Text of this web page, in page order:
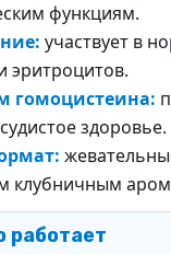
функциям.
участвует в
эритроцитов.
гомоцистеина:
здоровье.
клубничным
работает